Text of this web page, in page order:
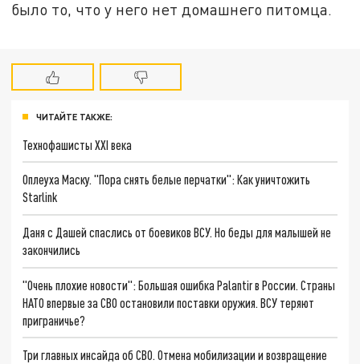
было то, что у него нет домашнего питомца.
ЧИТАЙТЕ ТАКЖЕ:
Технофашисты XXI века
Оплеуха Маску. "Пора снять белые перчатки": Как уничтожить
Starlink
Даня с Дашей спаслись от боевиков ВСУ. Но беды для малышей не
закончились
"Очень плохие новости": Большая ошибка Palantir в России. Страны
НАТО впервые за СВО остановили поставки оружия. ВСУ теряют
приграничье?
Три главных инсайда об СВО. Отмена мобилизации и возвращение